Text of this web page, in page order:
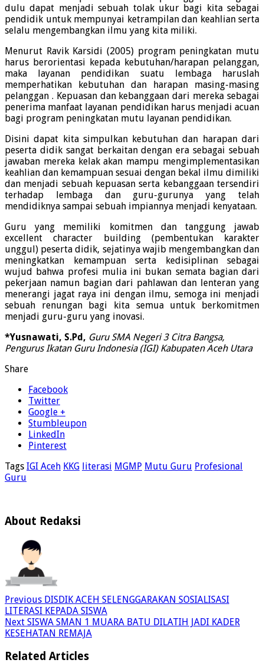
dulu dapat menjadi sebuah tolak ukur bagi kita sebagai
pendidik untuk mempunyai ketrampilan dan keahlian serta
selalu mengembangkan ilmu yang kita miliki.
Menurut Ravik Karsidi (2005) program peningkatan mutu
harus berorientasi kepada kebutuhan/harapan pelanggan,
maka layanan pendidikan suatu lembaga haruslah
memperhatikan kebutuhan dan harapan masing-masing
pelanggan . Kepuasan dan kebanggaan dari mereka sebagai
penerima manfaat layanan pendidikan harus menjadi acuan
bagi program peningkatan mutu layanan pendidikan.
Disini dapat kita simpulkan kebutuhan dan harapan dari
peserta didik sangat berkaitan dengan era sebagai sebuah
jawaban mereka kelak akan mampu mengimplementasikan
keahlian dan kemampuan sesuai dengan bekal ilmu dimiliki
dan menjadi sebuah kepuasan serta kebanggaan tersendiri
terhadap lembaga dan guru-gurunya yang telah
mendidiknya sampai sebuah impiannya menjadi kenyataan.
Guru yang memiliki komitmen dan tanggung jawab
excellent character building (pembentukan karakter
unggul) peserta didik, sejatinya wajib mengembangkan dan
meningkatkan kemampuan serta kedisiplinan sebagai
wujud bahwa profesi mulia ini bukan semata bagian dari
pekerjaan namun bagian dari pahlawan dan lenteran yang
menerangi jagat raya ini dengan ilmu, semoga ini menjadi
sebuah renungan bagi kita semua untuk berkomitmen
menjadi guru-guru yang inovasi.
*Yusnawati, S.Pd, Guru SMA Negeri 3 Citra Bangsa,
Pengurus Ikatan Guru Indonesia (IGI) Kabupaten Aceh Utara
Share
Facebook
Twitter
Google +
Stumbleupon
LinkedIn
Pinterest
Tags IGI Aceh KKG literasi MGMP Mutu Guru Profesional
Guru
About Redaksi
Previous DISDIK ACEH SELENGGARAKAN SOSIALISASI
LITERASI KEPADA SISWA
Next SISWA SMAN 1 MUARA BATU DILATIH JADI KADER
KESEHATAN REMAJA
Related Articles